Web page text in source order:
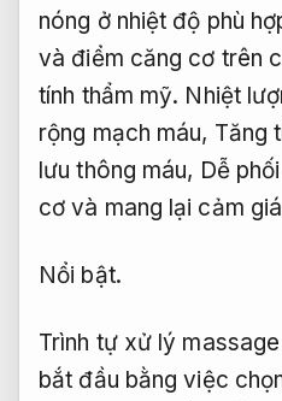
nóng ở nhiệt độ phù
và điểm căng cơ trên
tính thẩm mỹ. Nhiệt
rộng mạch máu, Tăng
lưu thông máu, Dễ
cơ và mang lại cảm
Nổi bật.
Trình tự xử lý
bắt đầu bằng việc